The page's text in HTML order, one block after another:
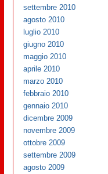
settembre 2010
agosto 2010
luglio 2010
giugno 2010
maggio 2010
aprile 2010
marzo 2010
febbraio 2010
gennaio 2010
dicembre 2009
novembre 2009
ottobre 2009
settembre 2009
agosto 2009